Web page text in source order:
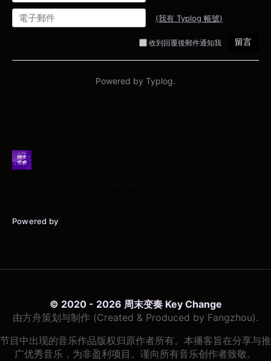
Powered by
© 2020 - 2026 周末变奏 Key Change
由方舟策划与制作 (Created & Produced by Fangzhou).
节目中出现的音乐作品版权归原作者所有。本播客旨在分享与推
广优秀音乐，为非盈利项目。谨向所有音乐创作者致敬。